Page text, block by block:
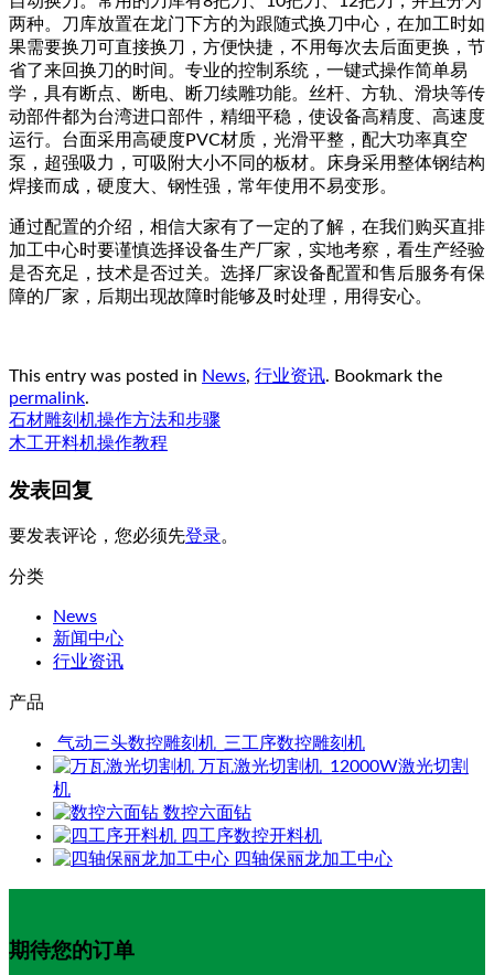
两种。刀库放置在龙门下方的为跟随式换刀中心，在加工时如
果需要换刀可直接换刀，方便快捷，不用每次去后面更换，节
省了来回换刀的时间。专业的控制系统，一键式操作简单易
学，具有断点、断电、断刀续雕功能。丝杆、方轨、滑块等传
动部件都为台湾进口部件，精细平稳，使设备高精度、高速度
运行。台面采用高硬度PVC材质，光滑平整，配大功率真空
泵，超强吸力，可吸附大小不同的板材。床身采用整体钢结构
焊接而成，硬度大、钢性强，常年使用不易变形。
通过配置的介绍，相信大家有了一定的了解，在我们购买直排
加工中心时要谨慎选择设备生产厂家，实地考察，看生产经验
是否充足，技术是否过关。选择厂家设备配置和售后服务有保
障的厂家，后期出现故障时能够及时处理，用得安心。
This entry was posted in News, 行业资讯. Bookmark the
permalink.
石材雕刻机操作方法和步骤
木工开料机操作教程
发表回复
要发表评论，您必须先登录。
分类
News
新闻中心
行业资讯
产品
气动三头数控雕刻机_三工序数控雕刻机
万瓦激光切割机_12000W激光切割
机
数控六面钻
四工序数控开料机
四轴保丽龙加工中心
期待您的订单